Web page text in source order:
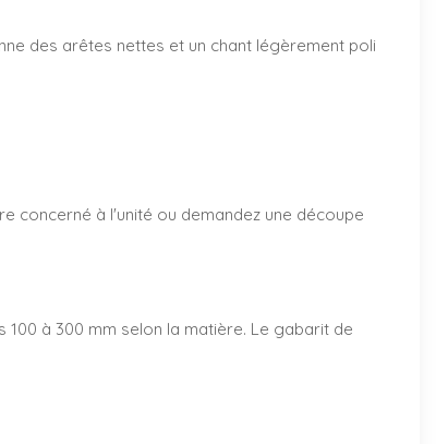
des arêtes nettes et un chant légèrement poli
concerné à l'unité ou demandez une découpe
100 à 300 mm selon la matière. Le gabarit de